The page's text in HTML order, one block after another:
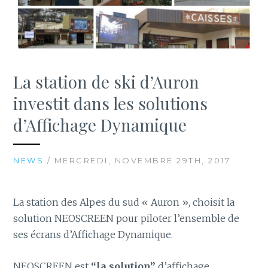
La station de ski d’Auron
investit dans les solutions
d’Affichage Dynamique
NEWS / MERCREDI, NOVEMBRE 29TH, 2017
La station des Alpes du sud « Auron », choisit la
solution NEOSCREEN pour piloter l’ensemble de
ses écrans d’Affichage Dynamique.